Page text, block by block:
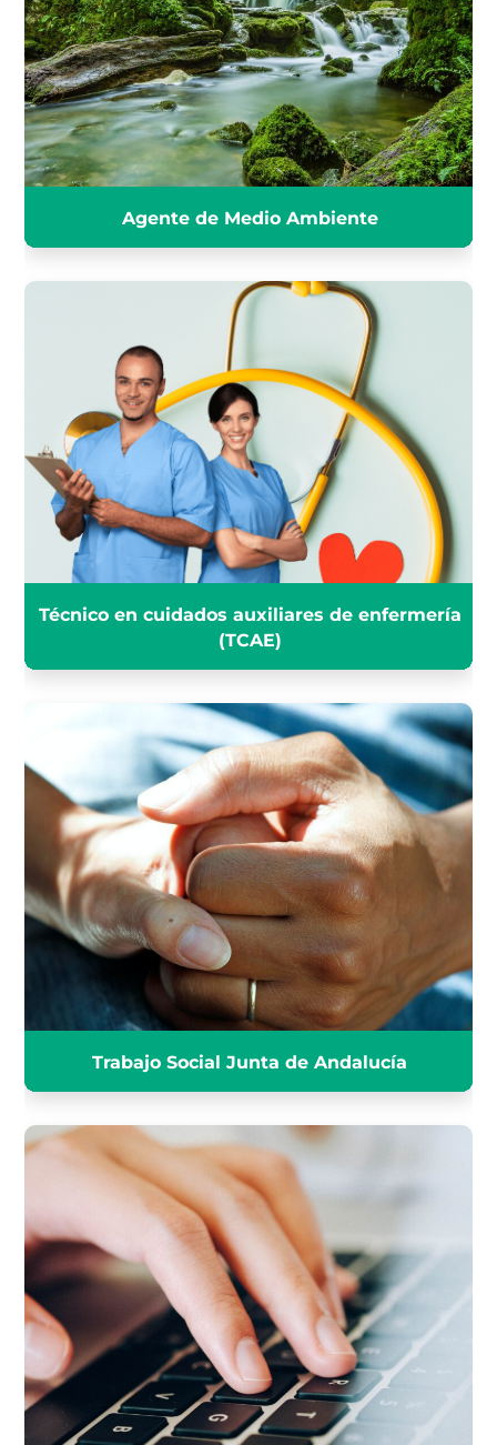
Agente de Medio Ambiente
AGENTE DE MEDIO AMBIENTE
INFÓRMATE
Técnico en cuidados auxiliares de enfermería
(TCAE)
Técnico en cuidados auxiliares
de enfermería (TCAE)
INFÓRMATE
Trabajo Social Junta de Andalucía
TRABAJO SOCIAL JUNTA DE
ANDALUCÍA
INFÓRMATE
OFIMÁTICA JUNTA DE
ANDALUCÍA
INFÓRMATE